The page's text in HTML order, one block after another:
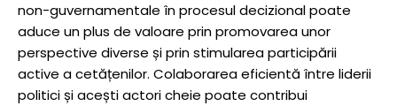
non-guvernamentale în procesul decizional poate
aduce un plus de valoare prin promovarea unor
perspective diverse și prin stimularea participării
active a cetățenilor. Colaborarea eficientă între liderii
politici și acești actori cheie poate contribui